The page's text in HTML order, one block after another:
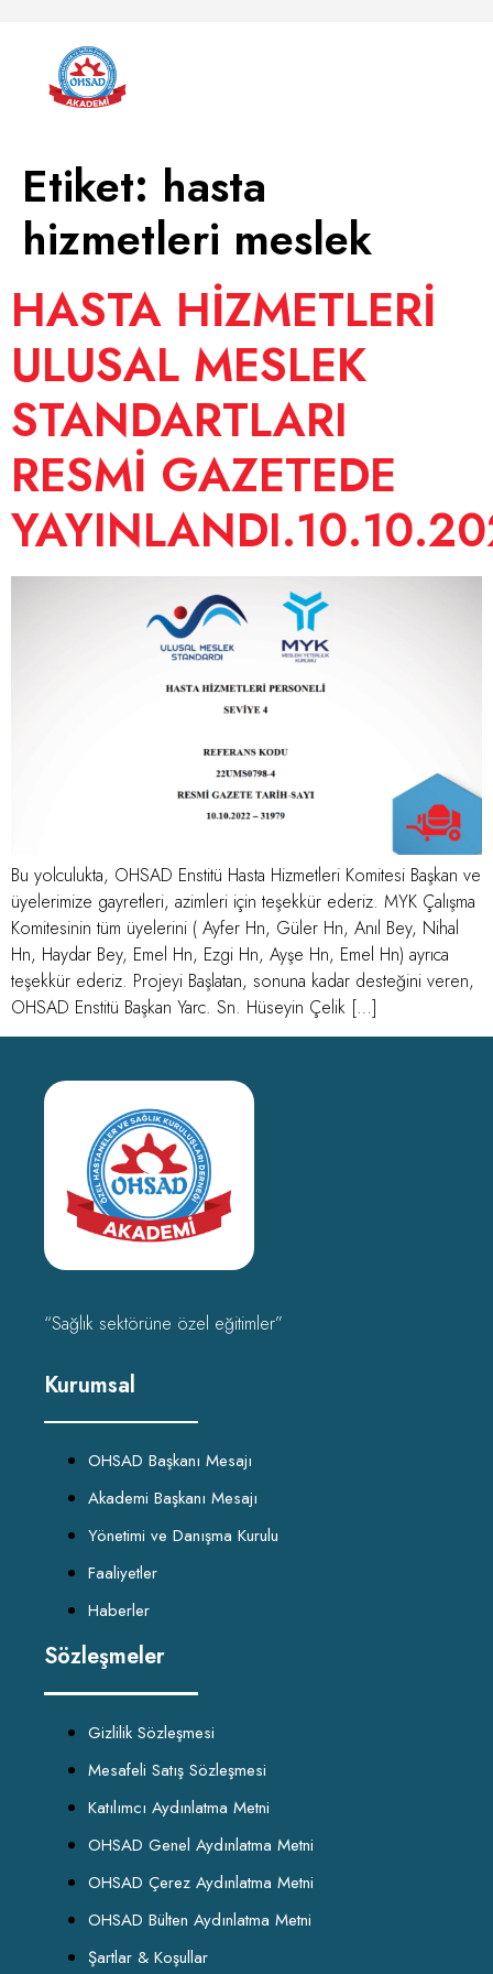
Etiket: hasta
hizmetleri meslek
HASTA HİZMETLERİ
ULUSAL MESLEK
STANDARTLARI
RESMİ GAZETEDE
Bu yolculukta, OHSAD Enstitü Hasta Hizmetleri Komitesi Başkan ve
üyelerimize gayretleri, azimleri için teşekkür ederiz. MYK Çalışma
Komitesinin tüm üyelerini ( Ayfer Hn, Güler Hn, Anıl Bey, Nihal
Hn, Haydar Bey, Emel Hn, Ezgi Hn, Ayşe Hn, Emel Hn) ayrıca
teşekkür ederiz. Projeyi Başlatan, sonuna kadar desteğini veren,
OHSAD Enstitü Başkan Yarc. Sn. Hüseyin Çelik […]
“Sağlık sektörüne özel eğitimler”
Kurumsal
OHSAD Başkanı Mesajı
Akademi Başkanı Mesajı
Yönetimi ve Danışma Kurulu
Faaliyetler
Haberler
Sözleşmeler
Gizlilik Sözleşmesi
Mesafeli Satış Sözleşmesi
Katılımcı Aydınlatma Metni
OHSAD Genel Aydınlatma Metni
OHSAD Çerez Aydınlatma Metni
OHSAD Bülten Aydınlatma Metni
Şartlar & Koşullar